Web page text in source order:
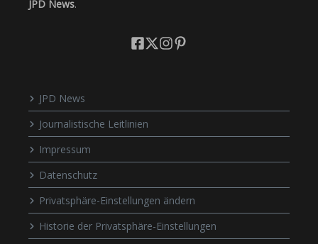
JPD News.
JPD News
Journalistische Leitlinien
Impressum
Datenschutz
Privatsphäre-Einstellungen ändern
Historie der Privatsphäre-Einstellungen